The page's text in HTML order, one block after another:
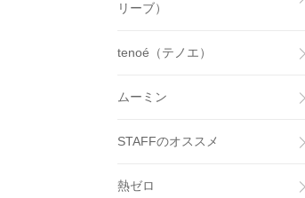
リーブ）
tenoé（テノエ）
ムーミン
STAFFのオススメ
熱ゼロ